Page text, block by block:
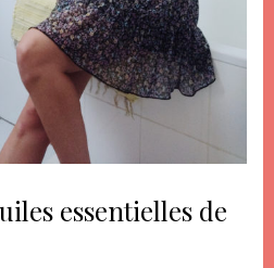
essentielles de